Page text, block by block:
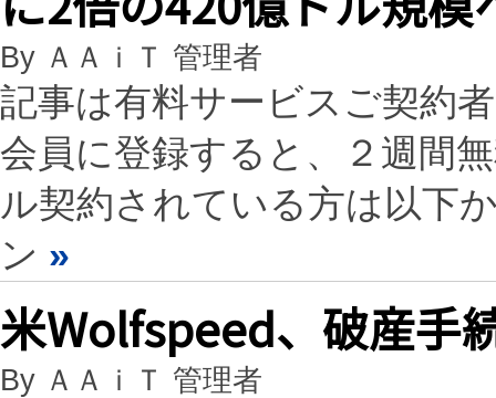
By ＡＡｉＴ 管理者
記事は有料サービスご契約
会員に登録すると、２週間
ル契約されている方は以下
ン »
米Wolfspeed、破産手
By ＡＡｉＴ 管理者